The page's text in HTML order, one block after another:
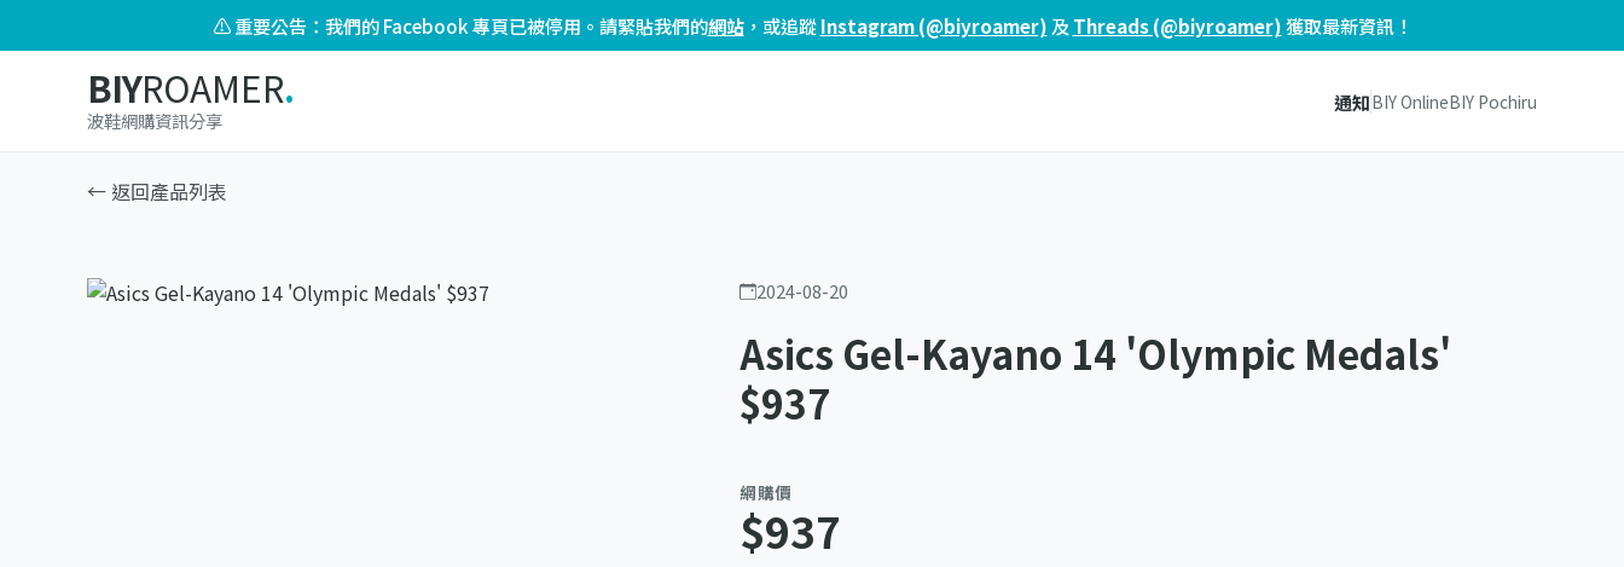
⚠️ 重要公告：我們的 Facebook 專頁已被停用。請緊貼我們的網站，或追蹤Instagram (@biyroamer) 及 Threads (@biyroamer)獲取最新資訊！
BIYROAMER.
波鞋網購資訊分享
通知BIY OnlineBIY Pochiru
← 返回產品列表
2024-08-20
Asics Gel-Kayano 14 'Olympic Medals'
$937
網購價
$937